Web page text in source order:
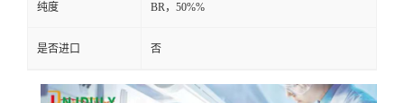
纯度 BR，50%%
是否进口 否